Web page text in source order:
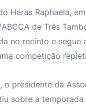
Haras Raphaela,
de Três
no recinto e
competição
o presidente da
sobre a